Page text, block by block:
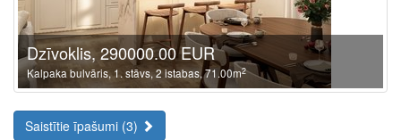
Dzīvoklis, 290000.00 EUR
Kalpaka bulvāris, 1. stāvs, 2 istabas, 71.00m2
Saistītie īpašumi (3)